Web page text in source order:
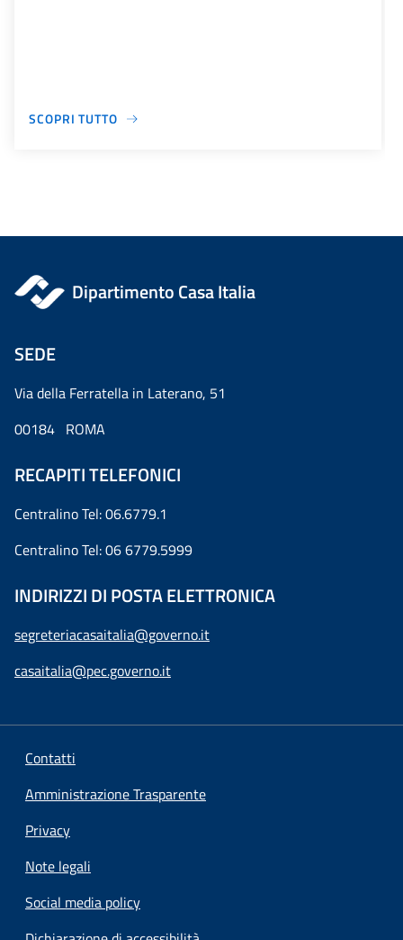
SCOPRI TUTTO
Dipartimento Casa Italia
SEDE
Via della Ferratella in Laterano, 51
00184 ROMA
RECAPITI TELEFONICI
Centralino Tel: 06.6779.1
Centralino Tel: 06 6779.5999
INDIRIZZI DI POSTA ELETTRONICA
segreteriacasaitalia@governo.it
casaitalia@pec.governo.it
Contatti
Amministrazione Trasparente
Privacy
Note legali
Social media policy